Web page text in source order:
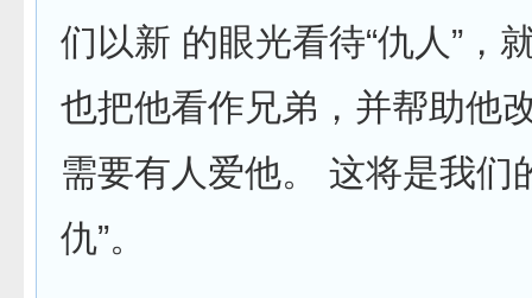
们以新 的眼光看待“仇人”，
也把他看作兄弟，并帮助他
需要有人爱他。 这将是我们
仇”。